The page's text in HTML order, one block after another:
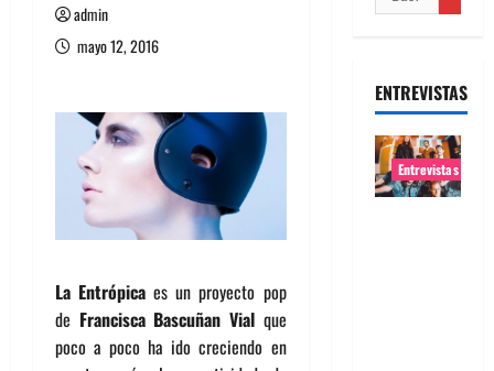
admin
mayo 12, 2016
La Entrópicaes un proyecto pop
de Francisca Bascuñan Vialque
poco a poco ha ido creciendo en
ENTREVISTAS
Entrevistas